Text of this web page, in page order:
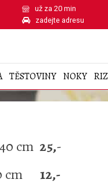
už za 20 min
zadejte adresu
TĚSTOVINY NOKY
cm 25,-
cm 12,-